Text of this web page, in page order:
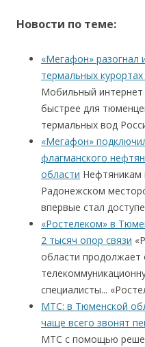
Новости по теме:
«Мегафон» разогнал
термальных
Мобильный интернет
быстрее для
термальных вод
«Мегафон»
флагманского
области Нефтяникам
Радонежском
впервые стал
«Ростелеком» в
2 тысяч опор связи
области продолжает
специалисты...
МТС: в Тюменской
чаще всего звонят
МТС с помощью